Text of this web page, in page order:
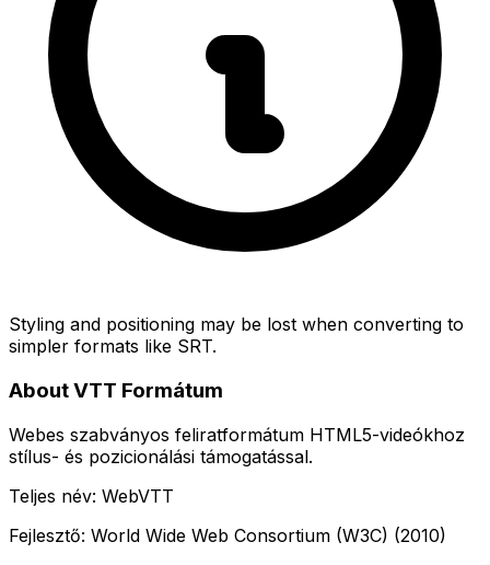
Styling and positioning may be lost when converting to
simpler formats like SRT.
About VTT Formátum
Webes szabványos feliratformátum HTML5-videókhoz
stílus- és pozicionálási támogatással.
Teljes név: WebVTT
Fejlesztő: World Wide Web Consortium (W3C) (2010)